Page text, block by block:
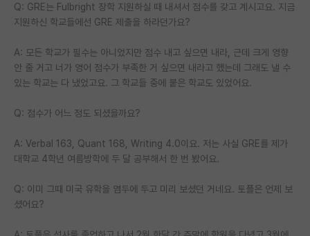
Q: GRE는 Fulbright 장학 지원하실 때 내셔서 점수를 갖고 계시고요. 지금
지원하신 학교들에선 GRE 제출을 하라던가요?
A: 모든 학교가 필수는 아니었지만 점수 내고 싶으면 내라, 근데 크게 영향
안 줄 거고 너가 영어 점수가 부족한 거 싶으면 내라고 했는데 그래도 낼 수
있는 학교는 다 냈었고요. 그 학교들 중에 붙은 학교도 있었어요.
Q: 점수가 어느 정도 되셨을까요?
A: Verbal 163, Quant 168, Writing 4.0이요. 저는 사실 GRE를 제가
대학교 4학년 여름방학에 두 달 공부해서 한 번 봤어요.
Q: 이미 그때 미국 유학을 염두에 두고 미리 보셨던 거네요. 토플은 언제 보
셨어요?